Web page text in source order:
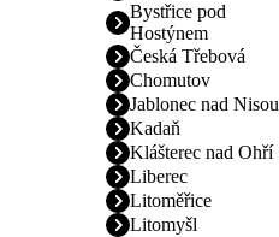
Bystřice pod
Hostýnem
Česká Třebová
Chomutov
Jablonec nad Nisou
Kadaň
Klášterec nad Ohří
Liberec
Litoměřice
Litomyšl